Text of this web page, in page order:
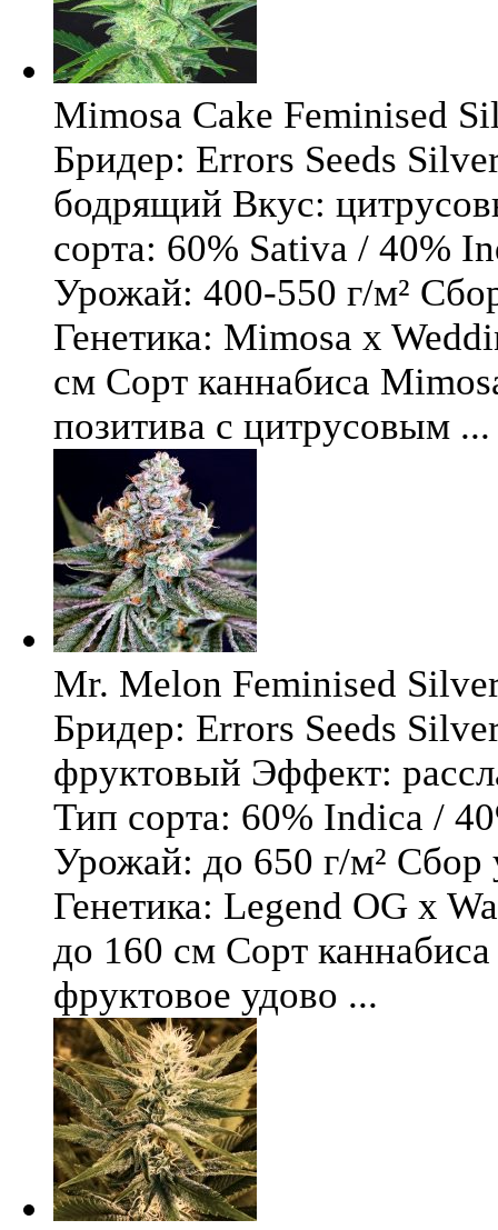
Mimosa Cake Feminised
Бридер: Errors Seeds
бодрящий Вкус:
сорта: 60% Sativa / 40%
Урожай: 400-550 г/м²
Генетика: Mimosa x
см Сорт каннабиса
позитива с цитрусовым ...
Mr. Melon Feminised
Бридер: Errors Seeds
фруктовый Эффект:
Тип сорта: 60% Indica /
Урожай: до 650 г/м² Сбор
Генетика: Legend OG x
до 160 см Сорт
фруктовое удово ...